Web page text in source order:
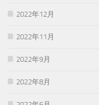
2022年12月
2022年11月
2022年9月
2022年8月